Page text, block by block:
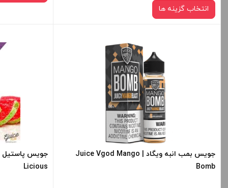
انتخاب گزینه ها
نیکوتین:
صاف
برای فعال شدن سبد خرید و نمایش قیمت ، گزینه
های محصول را از کادر بالا انتخاب کنید.
برای فعال
های محصول را
جویس بمب انبه ویگاد | Juice Vgod Mango
Bomb
Licious